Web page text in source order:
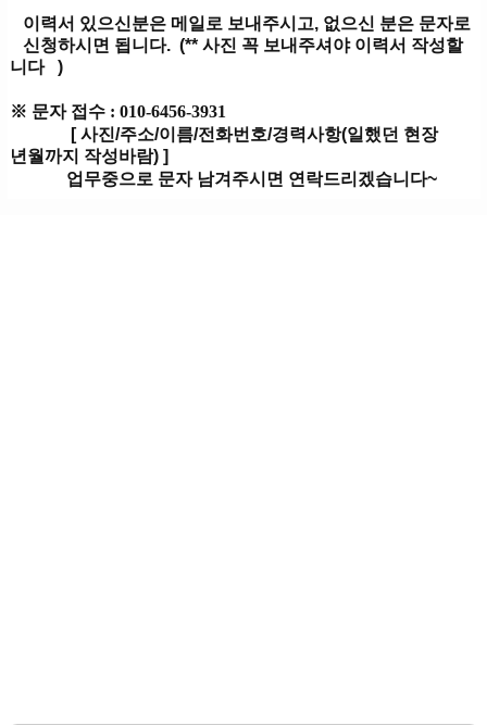
이력서 있으신분은 메일로 보내주시고, 없으신 분은 문자로
신청하시면 됩니다. (** 사진 꼭 보내주셔야 이력서 작성
니다 )
※ 문자 접수 : 010-6456-3931
[ 사진/주소/이름/전화번호/경력사항(일했던 현
년월까지 작성바람) ]
업무중으로 문자 남겨주시면 연락드리겠습니다~